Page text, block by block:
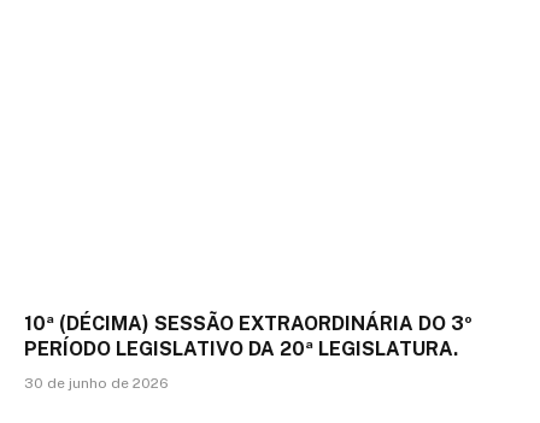
10ª (DÉCIMA) SESSÃO EXTRAORDINÁRIA DO 3º
PERÍODO LEGISLATIVO DA 20ª LEGISLATURA.
30 de junho de 2026